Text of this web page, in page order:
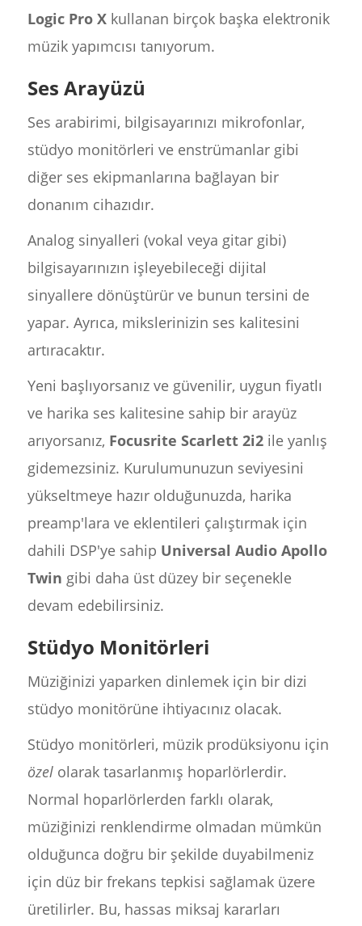
Logic Pro Xkullanan birçok başka elektronik
müzik yapımcısı tanıyorum.
Ses Arayüzü
Ses arabirimi, bilgisayarınızı mikrofonlar,
stüdyo monitörleri ve enstrümanlar gibi
diğer ses ekipmanlarına bağlayan bir
donanım cihazıdır.
Analog sinyalleri (vokal veya gitar gibi)
bilgisayarınızın işleyebileceği dijital
sinyallere dönüştürür ve bunun tersini de
yapar. Ayrıca, mikslerinizin ses kalitesini
artıracaktır.
Yeni başlıyorsanız ve güvenilir, uygun fiyatlı
ve harika ses kalitesine sahip bir arayüz
arıyorsanız, Focusrite Scarlett 2i2ile yanlış
gidemezsiniz. Kurulumunuzun seviyesini
yükseltmeye hazır olduğunuzda, harika
preamp'lara ve eklentileri çalıştırmak için
dahili DSP'ye sahip Universal Audio Apollo
Twin gibi daha üst düzey bir seçenekle
devam edebilirsiniz.
Stüdyo Monitörleri
Müziğinizi yaparken dinlemek için bir dizi
stüdyo monitörüne ihtiyacınız olacak.
Stüdyo monitörleri, müzik prodüksiyonu için
özelolarak tasarlanmış hoparlörlerdir.
Normal hoparlörlerden farklı olarak,
müziğinizi renklendirme olmadan mümkün
olduğunca doğru bir şekilde duyabilmeniz
için düz bir frekans tepkisi sağlamak üzere
üretilirler. Bu, hassas miksaj kararları